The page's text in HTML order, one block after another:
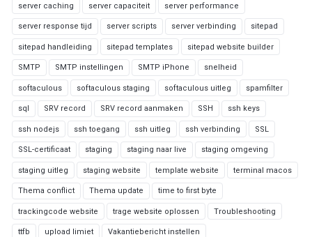
server caching server capaciteit server performance
server response tijd server scripts server verbinding sitepad
sitepad handleiding sitepad templates sitepad website builder
SMTP SMTP instellingen SMTP iPhone snelheid
softaculous softaculous staging softaculous uitleg spamfilter
sql SRV record SRV record aanmaken SSH ssh keys
ssh nodejs ssh toegang ssh uitleg ssh verbinding SSL
SSL-certificaat staging staging naar live staging omgeving
staging uitleg staging website template website terminal macos
Thema conflict Thema update time to first byte
trackingcode website trage website oplossen Troubleshooting
ttfb upload limiet Vakantiebericht instellen